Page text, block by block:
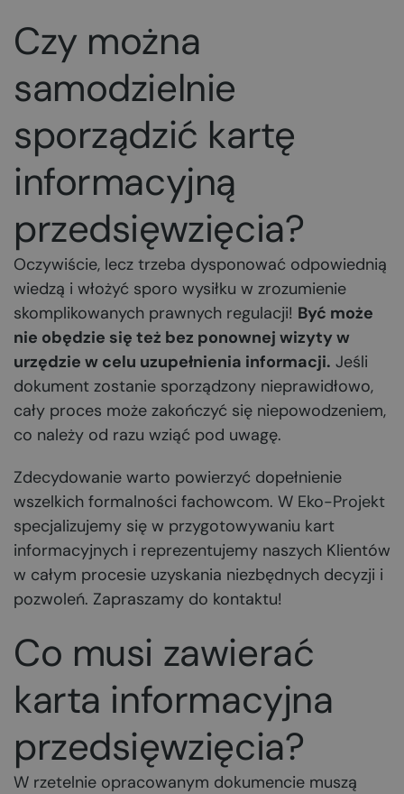
Czy można
samodzielnie
sporządzić kartę
informacyjną
przedsięwzięcia?
Oczywiście, lecz trzeba dysponować odpowiednią
wiedzą i włożyć sporo wysiłku w zrozumienie
skomplikowanych prawnych regulacji! Być może
nie obędzie się też bez ponownej wizyty w
urzędzie w celu uzupełnienia informacji. Jeśli
dokument zostanie sporządzony nieprawidłowo,
cały proces może zakończyć się niepowodzeniem,
co należy od razu wziąć pod uwagę.
Zdecydowanie warto powierzyć dopełnienie
wszelkich formalności fachowcom. W Eko-Projekt
specjalizujemy się w przygotowywaniu kart
informacyjnych i reprezentujemy naszych Klientów
w całym procesie uzyskania niezbędnych decyzji i
pozwoleń. Zapraszamy do kontaktu!
Co musi zawierać
karta informacyjna
przedsięwzięcia?
W rzetelnie opracowanym dokumencie muszą